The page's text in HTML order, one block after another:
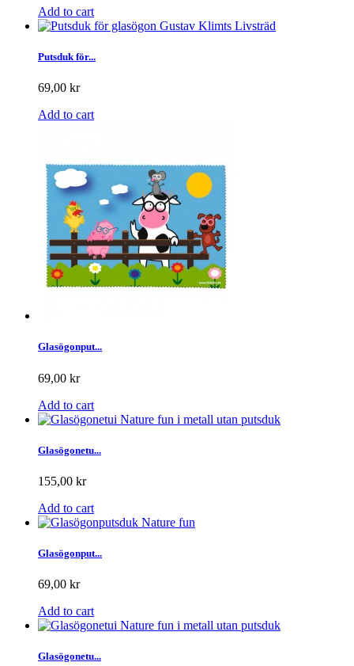
Add to cart
Putsduk för...
69,00 kr
Add to cart
Glasögonput...
69,00 kr
Add to cart
Glasögonetu...
155,00 kr
Add to cart
Glasögonput...
69,00 kr
Add to cart
Glasögonetu...